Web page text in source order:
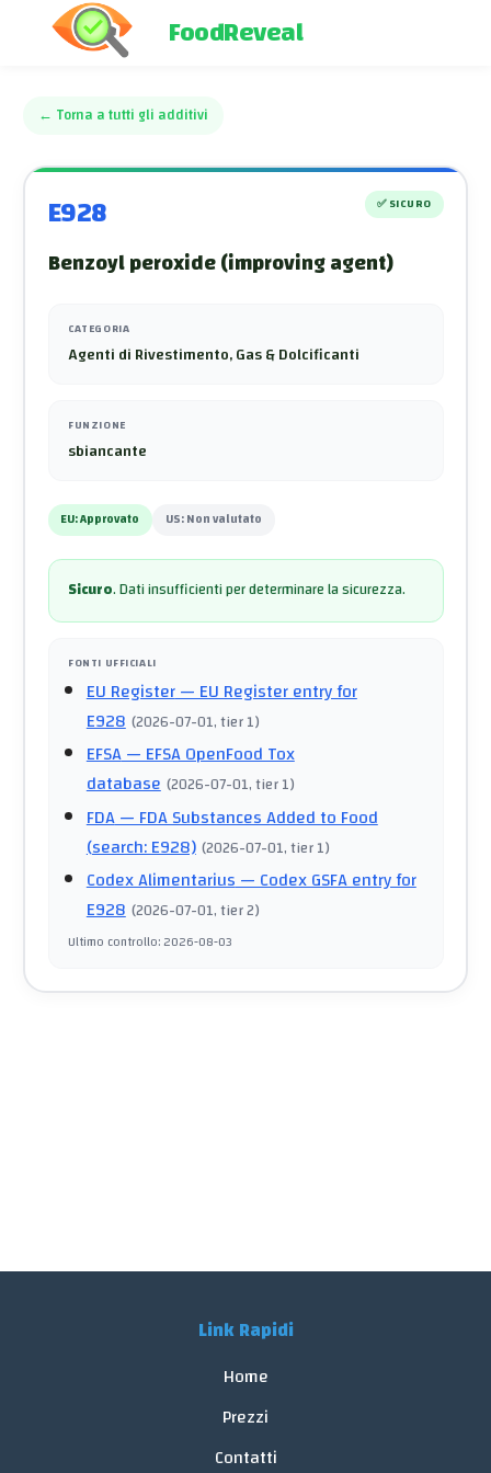
FoodReveal
← Torna a tutti gli additivi
E928 ✅SICURO
Benzoyl peroxide (improving agent)
CATEGORIA
Agenti di Rivestimento, Gas & Dolcificanti
FUNZIONE
sbiancante
EU:Approvato US:Non valutato
Sicuro.Dati insufficienti per determinare la sicurezza.
FONTI UFFICIALI
EU Register— EU Register entry for
E928 (2026-07-01, tier 1)
EFSA— EFSA OpenFood Tox
database (2026-07-01, tier 1)
FDA— FDA Substances Added to Food
(search: E928) (2026-07-01, tier 1)
Codex Alimentarius— Codex GSFA entry for
E928 (2026-07-01, tier 2)
Ultimo controllo:2026-08-03
Link Rapidi
Home
Prezzi
Contatti